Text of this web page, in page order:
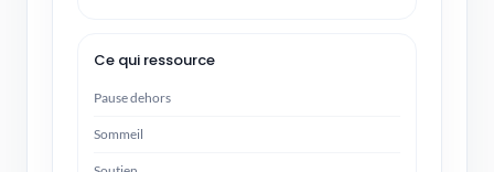
Ce qui ressource
Pause dehors
Sommeil